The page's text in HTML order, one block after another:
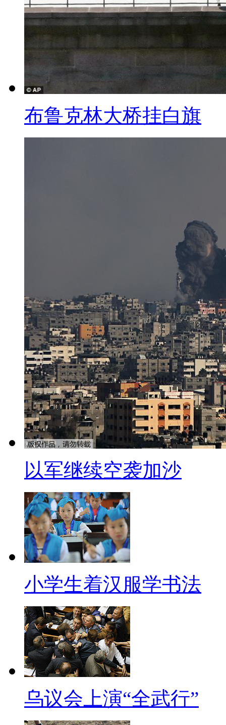
短短一天，已经募到8万美
折合台币
大约240万元。
结尾
今天的新闻关键词是“差别待
湾，从下午到晚上时间内，在
布鲁克林大桥挂白旗
以军继续空袭加沙
小学生着汉服学书法
乌议会上演“全武行”